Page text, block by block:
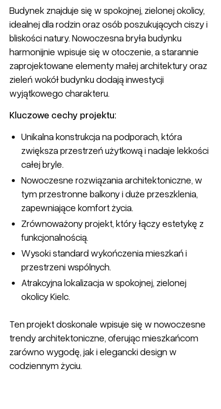
Budynek znajduje się w spokojnej, zielonej okolicy,
idealnej dla rodzin oraz osób poszukujących ciszy i
bliskości natury. Nowoczesna bryła budynku
harmonijnie wpisuje się w otoczenie, a starannie
zaprojektowane elementy małej architektury oraz
zieleń wokół budynku dodają inwestycji
wyjątkowego charakteru.
Kluczowe cechy projektu:
Unikalna konstrukcja na podporach, która
zwiększa przestrzeń użytkową i nadaje lekkości
całej bryle.
Nowoczesne rozwiązania architektoniczne, w
tym przestronne balkony i duże przeszklenia,
zapewniające komfort życia.
Zrównoważony projekt, który łączy estetykę z
funkcjonalnością.
Wysoki standard wykończenia mieszkań i
przestrzeni wspólnych.
Atrakcyjna lokalizacja w spokojnej, zielonej
okolicy Kielc.
Ten projekt doskonale wpisuje się w nowoczesne
trendy architektoniczne, oferując mieszkańcom
zarówno wygodę, jak i elegancki design w
codziennym życiu.